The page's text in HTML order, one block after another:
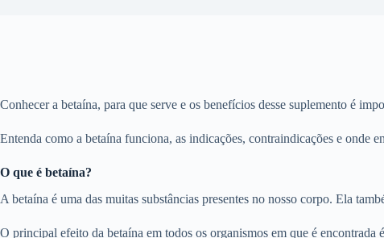
Conhecer a betaína, para que serve e os benefícios desse suplemento é
Entenda como a betaína funciona, as indicações, contraindicações e onde
O que é betaína?
A betaína é uma das muitas substâncias presentes no nosso corpo. Ela
O principal efeito da betaína em todos os organismos em que é